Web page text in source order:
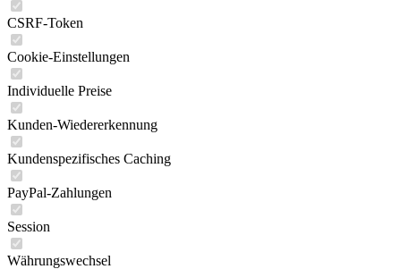
CSRF-Token
Cookie-Einstellungen
Individuelle Preise
Kunden-Wiedererkennung
Kundenspezifisches Caching
PayPal-Zahlungen
Session
Währungswechsel